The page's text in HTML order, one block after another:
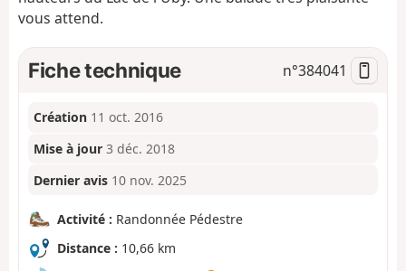
o
vous attend.
Fiche technique n°384041
Création 11 oct. 2016
Mise à jour 3 déc. 2018
Dernier avis 10 nov. 2025
Activité : Randonnée Pédestre
Distance : 10,66 km